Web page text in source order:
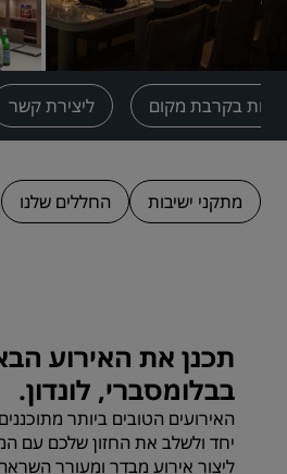
בקרבת מקום ליצירת קשר
מתקני ישיבות החללים שלנו
תכנן את האירוע
בבלומסברי, לונדון.
האירועים הטובים ביותר
יחד ולשלב את החזון שלכם עם
ליצור אירוע מבדר ומעורר